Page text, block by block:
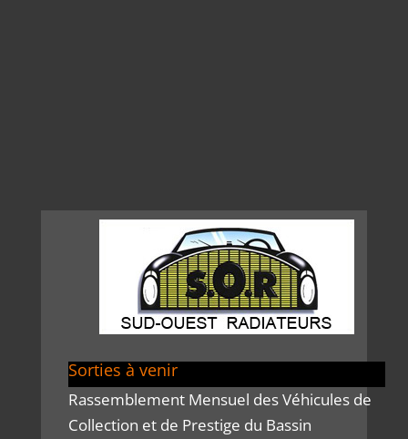
Sorties à venir
Rassemblement Mensuel des Véhicules de
Collection et de Prestige du Bassin